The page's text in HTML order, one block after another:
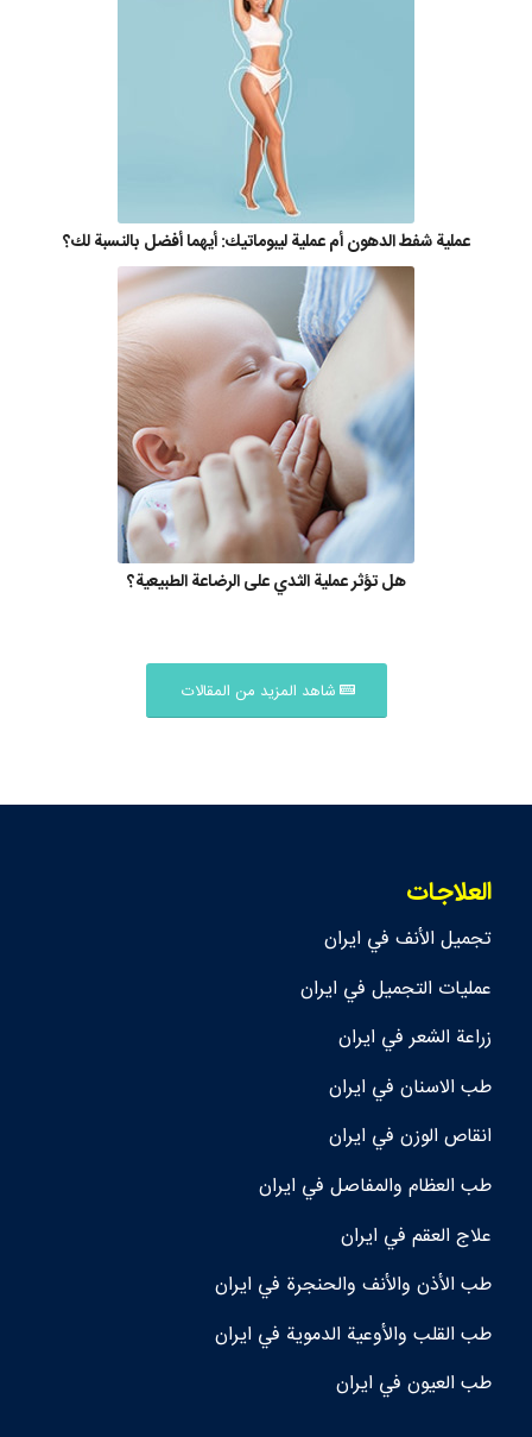
عملية شفط الدهون أم عملية ليبوماتيك: أيهما أفضل بالنسبة لك؟
هل تؤثر عملية الثدي على الرضاعة الطبيعية؟
شاهد المزيد من المقالات
العلاجات
تجمیل الأنف في ايران
عمليات التجميل في ايران
زراعة الشعر في ايران
طب الاسنان في ايران
انقاص الوزن في ايران
طب العظام والمفاصل في ايران
علاج العقم في ايران
طب الأذن والأنف والحنجرة في ايران
طب القلب والأوعية الدموية في ايران
طب العيون في ايران